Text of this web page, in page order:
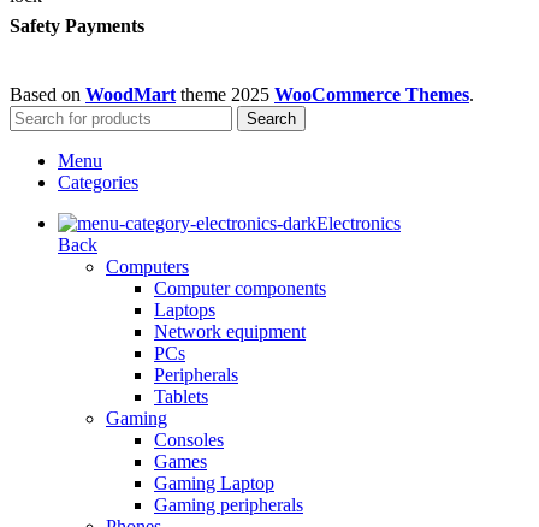
Safety Payments
Based on WoodMart theme 2025 WooCommerce Themes.
Search
Menu
Categories
Electronics
Back
Computers
Computer components
Laptops
Network equipment
PCs
Peripherals
Tablets
Gaming
Consoles
Games
Gaming Laptop
Gaming peripherals